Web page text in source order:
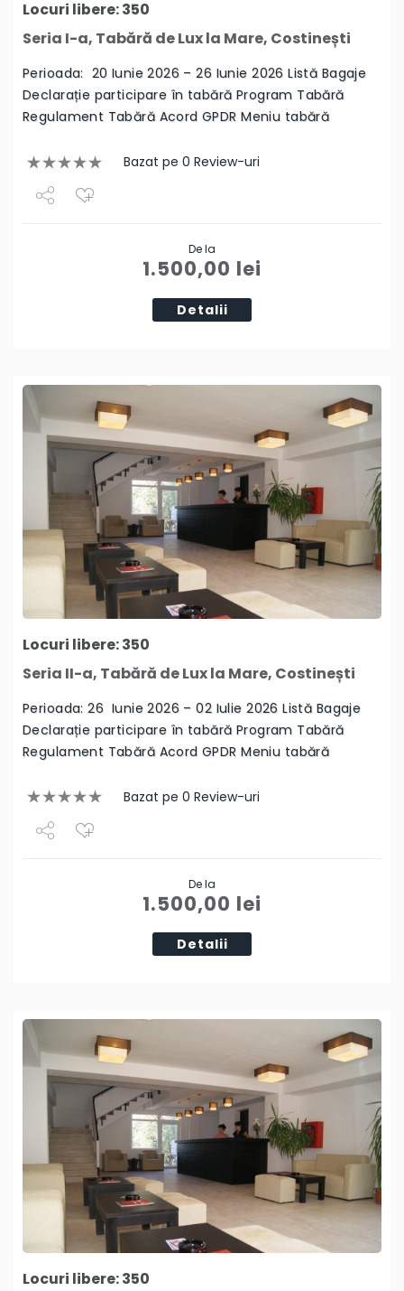
Locuri libere: 350
Seria I-a, Tabără de Lux la Mare, Costinești
Perioada: 20 Iunie 2026 – 26 Iunie 2026 Listă Bagaje
Declarație participare în tabără Program Tabără
Regulament Tabără Acord GPDR Meniu tabără
Bazat pe 0 Review-uri
De la
1.500,00 lei
Detalii
Locuri libere: 350
Seria II-a, Tabără de Lux la Mare, Costinești
Perioada: 26 Iunie 2026 – 02 Iulie 2026 Listă Bagaje
Declarație participare în tabără Program Tabără
Regulament Tabără Acord GPDR Meniu tabără
Bazat pe 0 Review-uri
De la
1.500,00 lei
Detalii
Locuri libere: 350